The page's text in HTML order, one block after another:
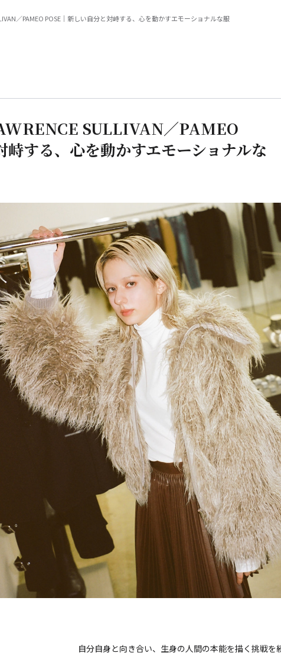
／PAMEO POSE｜新しい自分と対峙する、心を動かすエモーショナルな服
SULLIVAN／PAMEO
する、心を動かすエモーショナルな
自分自身と向き合い、生身の人間の本能を描く挑戦